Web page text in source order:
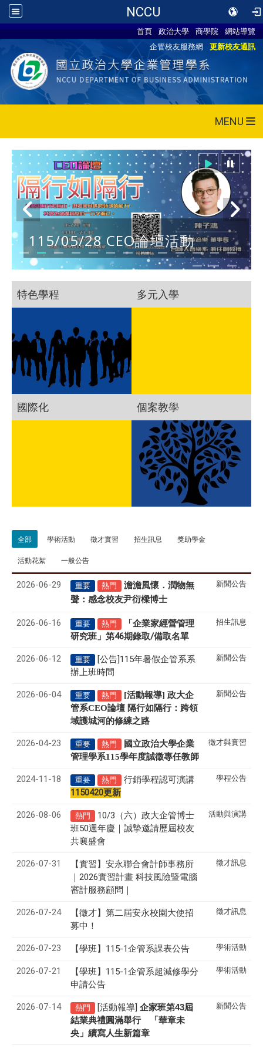
NCCU
首頁 政治大學 商學院
網站導覽
企管校友服務網
更新校友通訊
MENU
115/05/28 CEO論壇活動
特色學程 多元入學
國際化 個案教學
全部 學術活動 徵才實習 招生訊息 獎助學金
活動花絮 一般公告
2026-06-29 重要 熱門
澹澹風懷．潤物無
聲 ： 感念校友尹衍樑博士
新聞公告
2026-06-16 重要 熱門
「企業家經營管理
研究班」第46期錄取/備取名單
招生訊息
2026-06-12 重要
[公告]115年暑假企管系系
辦上班時間
新聞公告
2026-06-04 重要 熱門
[活動報導] 政大企
管系CEO論壇 隔行如隔行：跨領
域護城河的修練之路
新聞公告
2026-04-23 重要 熱門
國立政治大學企業
管理學系115學年度誠徵專任教師
徵才與實習
2024-11-18 重要 熱門
行銷學程認可演講
1150420更新
學程公告
2026-08-06 熱門
10/3（六）政大企管博士
班50週年慶｜誠摯邀請歷屆校友
共襄盛會
活動與演講
2026-07-31
【實習】安永聯合會計師事務所
｜2026實習計畫 科技風險暨電腦
審計服務顧問｜
徵才訊息
2026-07-24 【徵才】 第二屆安永校園大使招
募中！
徵才訊息
2026-07-23 【學班】115-1企管系課表公告 學術活動
2026-07-21
【學班】115-1企管系超減修學分
申請公告
學術活動
2026-07-14 熱門 [活動報導] 企家班第43屆
結業典禮圓滿舉行 「華章未
央」續寫人生新篇章
新聞公告